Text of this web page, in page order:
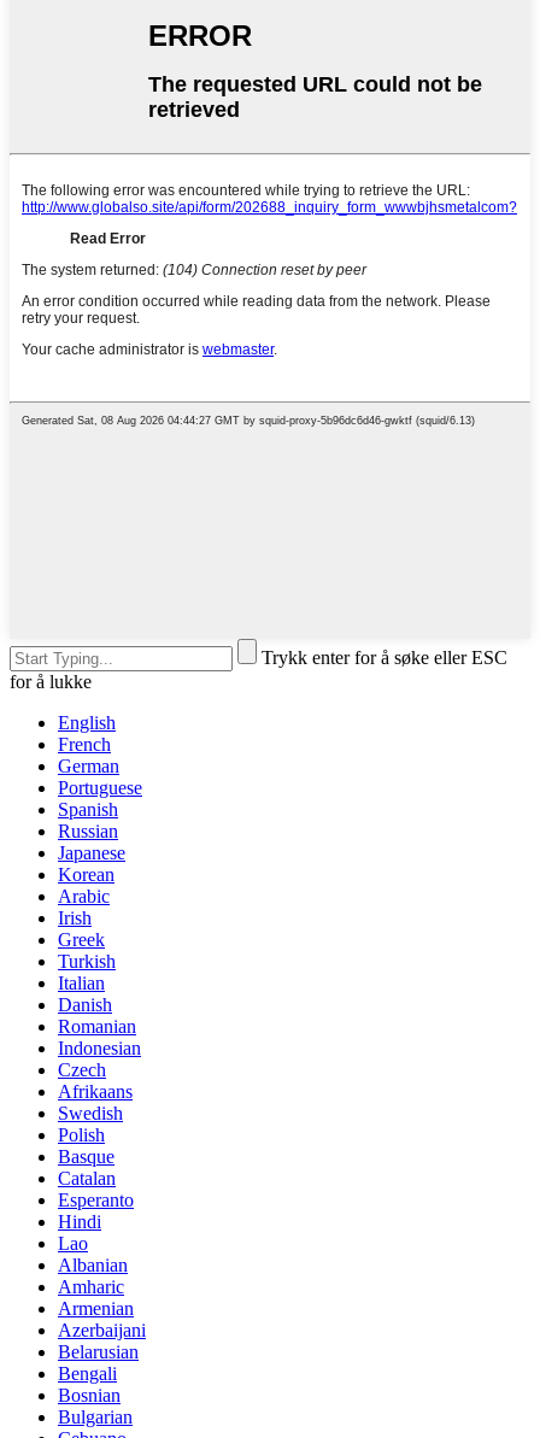
Trykk enter for å søke eller ESC
for å lukke
English
French
German
Portuguese
Spanish
Russian
Japanese
Korean
Arabic
Irish
Greek
Turkish
Italian
Danish
Romanian
Indonesian
Czech
Afrikaans
Swedish
Polish
Basque
Catalan
Esperanto
Hindi
Lao
Albanian
Amharic
Armenian
Azerbaijani
Belarusian
Bengali
Bosnian
Bulgarian